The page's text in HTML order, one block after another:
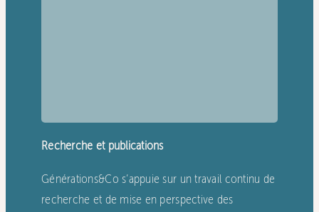
Recherche et publications
Générations&Co s’appuie sur un travail continu de
recherche et de mise en perspective des